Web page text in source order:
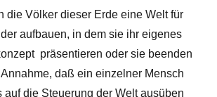
die Völker dieser Erde eine Welt für
aufbauen, in dem sie ihr eigenes
präsentieren oder sie beenden
daß ein einzelner Mensch
auf die Steuerung der Welt ausüben